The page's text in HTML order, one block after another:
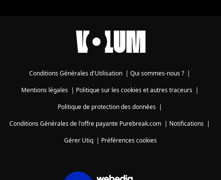
Conditions Générales d'Utilisation | Qui sommes-nous ? |
Mentions légales| Politique sur les cookies et autres traceurs|
Politique de protection des données|
Conditions Générales de l'offre payante Purebreak.com | Notifications |
Gérer Utiq | Préférences cookies